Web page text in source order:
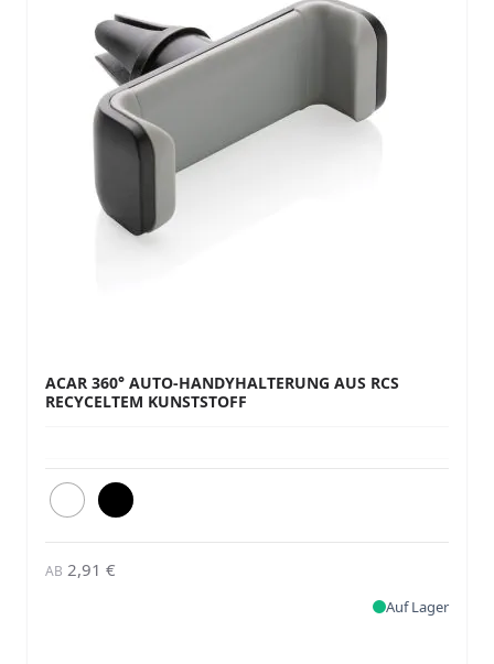
ACAR 360° AUTO-HANDYHALTERUNG AUS RCS
RECYCELTEM KUNSTSTOFF
AB 2,91 €
Auf Lager